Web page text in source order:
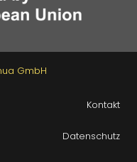
GmbH
Kontakt
Datenschutz